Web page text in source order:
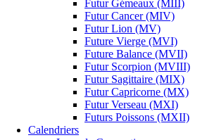
Futur Gémeaux (MIII)
Futur Cancer (MIV)
Futur Lion (MV)
Future Vierge (MVI)
Future Balance (MVII)
Futur Scorpion (MVIII)
Futur Sagittaire (MIX)
Futur Capricorne (MX)
Futur Verseau (MXI)
Futurs Poissons (MXII)
Calendriers